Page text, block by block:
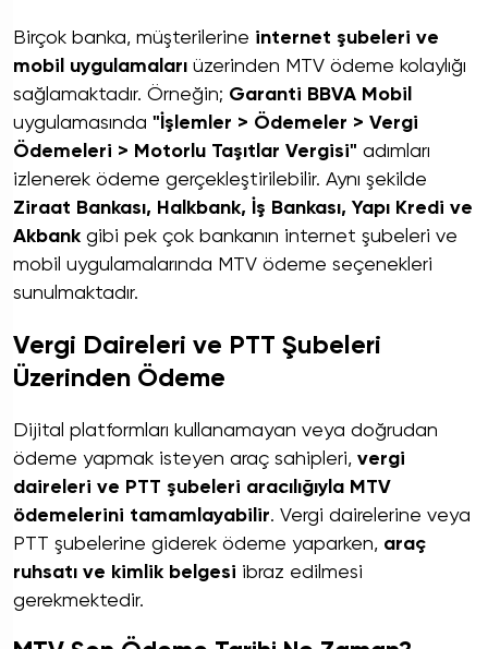
Birçok banka, müşterilerine internet şubeleri ve
mobil uygulamaları üzerinden MTV ödeme kolaylığı
sağlamaktadır. Örneğin; Garanti BBVA Mobil
uygulamasında "İşlemler > Ödemeler > Vergi
Ödemeleri > Motorlu Taşıtlar Vergisi" adımları
izlenerek ödeme gerçekleştirilebilir. Aynı şekilde
Ziraat Bankası, Halkbank, İş Bankası, Yapı Kredi ve
Akbank gibi pek çok bankanın internet şubeleri ve
mobil uygulamalarında MTV ödeme seçenekleri
sunulmaktadır.
Vergi Daireleri ve PTT Şubeleri
Üzerinden Ödeme
Dijital platformları kullanamayan veya doğrudan
ödeme yapmak isteyen araç sahipleri, vergi
daireleri ve PTT şubeleri aracılığıyla MTV
ödemelerini tamamlayabilir. Vergi dairelerine veya
PTT şubelerine giderek ödeme yaparken, araç
ruhsatı ve kimlik belgesi ibraz edilmesi
gerekmektedir.